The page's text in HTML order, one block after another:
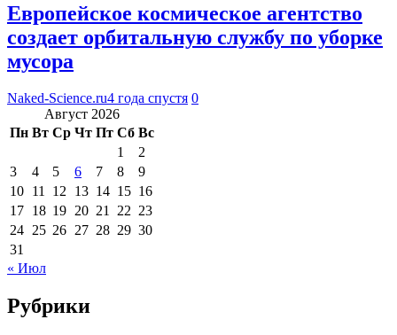
Европейское космическое агентство
создает орбитальную службу по уборке
мусора
Naked-Science.ru4 года спустя 0
Август 2026
Пн Вт Ср Чт Пт Сб Вс
1
2
3
4 5 6 7 8
9
10 11 12 13 14 15 16
17 18 19 20 21 22 23
24 25 26 27 28 29 30
31
« Июл
Рубрики